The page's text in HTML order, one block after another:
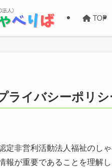
TOP
ライバシーポリシ
定非営利活動法人福祉のし
報が重要であることを理解